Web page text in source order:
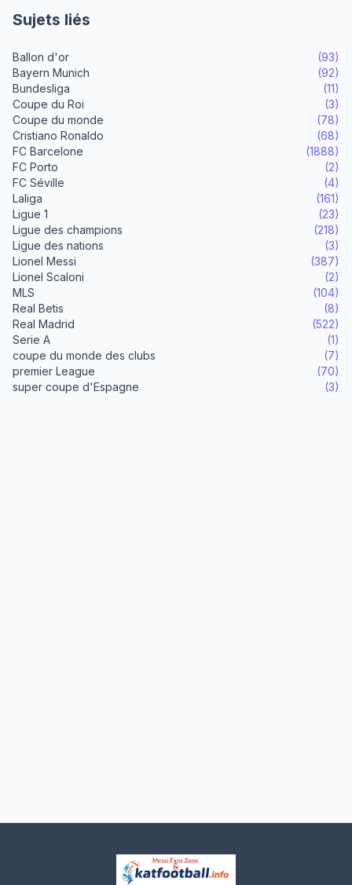
Sujets liés
Ballon d'or
(93)
Bayern Munich
(92)
Bundesliga
(11)
Coupe du Roi
(3)
Coupe du monde
(78)
Cristiano Ronaldo
(68)
FC Barcelone
(1888)
FC Porto
(2)
FC Séville
(4)
Laliga
(161)
Ligue 1
(23)
Ligue des champions
(218)
Ligue des nations
(3)
Lionel Messi
(387)
Lionel Scaloni
(2)
MLS
(104)
Real Betis
(8)
Real Madrid
(522)
Serie A
(1)
coupe du monde des clubs
(7)
premier League
(70)
super coupe d'Espagne
(3)